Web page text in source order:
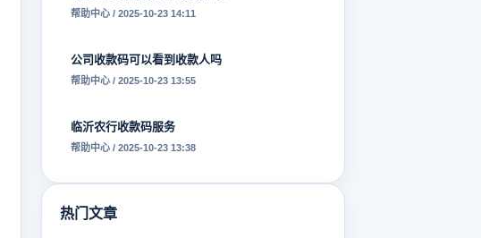
帮助中心 / 2025-10-23 14:11
公司收款码可以看到收款人吗
帮助中心 / 2025-10-23 13:55
临沂农行收款码服务
帮助中心 / 2025-10-23 13:38
热门文章